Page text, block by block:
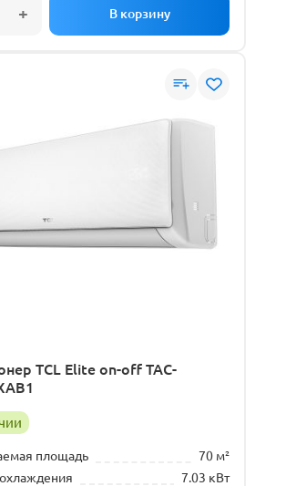
TCL Elite on-off TAC-
площадь
70 м²
7.03 кВт